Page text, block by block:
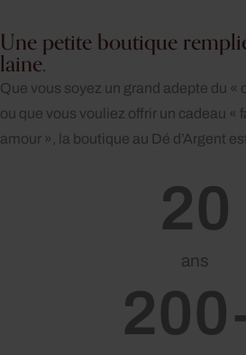
Une petite boutique
laine.
Que vous soyez un grand adepte du «
ou que vous vouliez offrir un cadeau «
amour », la boutique au Dé d’Argent
ans
20
200